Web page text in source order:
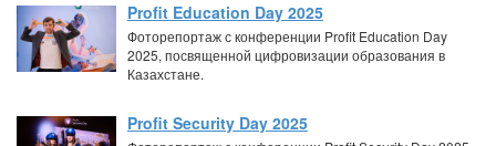
Profit Education Day 2025
Фоторепортаж с конференции Profit Education Day
2025, посвященной цифровизации образования в
Казахстане.
Profit Security Day 2025